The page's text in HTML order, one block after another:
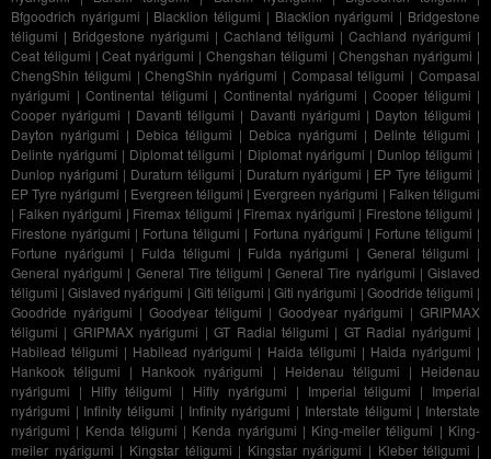
Bfgoodrich nyárigumi | Blacklion téligumi | Blacklion nyárigumi | Bridgestone
téligumi | Bridgestone nyárigumi | Cachland téligumi | Cachland nyárigumi |
Ceat téligumi |Ceat nyárigumi | Chengshan téligumi |Chengshan nyárigumi |
ChengShin téligumi |ChengShin nyárigumi | Compasal téligumi |Compasal
nyárigumi | Continental téligumi | Continental nyárigumi | Cooper téligumi |
Cooper nyárigumi | Davanti téligumi | Davanti nyárigumi | Dayton téligumi |
Dayton nyárigumi | Debica téligumi | Debica nyárigumi | Delinte téligumi |
Delinte nyárigumi | Diplomat téligumi | Diplomat nyárigumi | Dunlop téligumi |
Dunlop nyárigumi | Duraturn téligumi | Duraturn nyárigumi | EP Tyre téligumi |
EP Tyre nyárigumi | Evergreen téligumi | Evergreen nyárigumi | Falken téligumi
| Falken nyárigumi | Firemax téligumi | Firemax nyárigumi | Firestone téligumi |
Firestone nyárigumi | Fortuna téligumi | Fortuna nyárigumi | Fortune téligumi |
Fortune nyárigumi | Fulda téligumi | Fulda nyárigumi | General téligumi |
General nyárigumi | General Tire téligumi |General Tire nyárigumi |Gislaved
téligumi |Gislaved nyárigumi | Giti téligumi |Giti nyárigumi | Goodride téligumi |
Goodride nyárigumi | Goodyear téligumi | Goodyear nyárigumi | GRIPMAX
téligumi | GRIPMAX nyárigumi |GT Radial téligumi | GT Radial nyárigumi |
Habilead téligumi | Habilead nyárigumi | Haida téligumi | Haida nyárigumi |
Hankook téligumi | Hankook nyárigumi | Heidenau téligumi | Heidenau
nyárigumi | Hifly téligumi | Hifly nyárigumi | Imperial téligumi | Imperial
nyárigumi | Infinity téligumi | Infinity nyárigumi | Interstate téligumi | Interstate
nyárigumi | Kenda téligumi | Kenda nyárigumi | King-meiler téligumi | King-
meiler nyárigumi | Kingstar téligumi | Kingstar nyárigumi | Kleber téligumi |